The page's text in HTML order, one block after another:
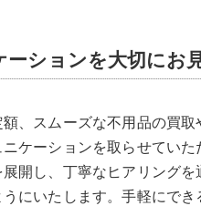
ーションを大切にお
、スムーズな不用品の買
ケーションを取らせてい
開し、丁寧なヒアリング
にいたします。手軽にで